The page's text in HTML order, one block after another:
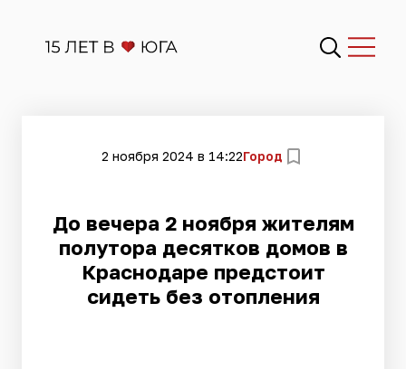
2 ноября 2024 в 14:22Город
До вечера 2 ноября жителям
полутора десятков домов в
Краснодаре предстоит
сидеть без отопления